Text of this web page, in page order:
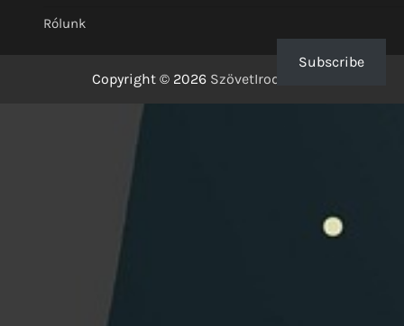
Rólunk
Copyright © 2026 SzövetIrodalom
Subscribe